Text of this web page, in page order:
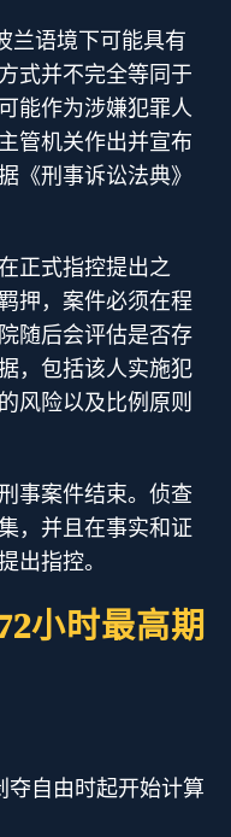
兰语境下可能具有
式并不完全等同于
能作为涉嫌犯罪人
管机关作出并宣布
《刑事诉讼法典》
正式指控提出之
押，案件必须在程
随后会评估是否存
，包括该人实施犯
风险以及比例原则
事案件结束。侦查
，并且在事实和证
出指控。
小时最高期
自由时起开始计算